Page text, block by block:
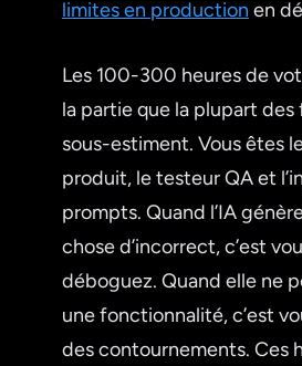
limites en production en
Les 100-300 heures de
la partie que la plupart
sous-estiment. Vous êtes
produit, le testeur QA et
prompts. Quand l’IA
chose d’incorrect, c’est
déboguez. Quand elle ne
une fonctionnalité, c’est
des contournements. Ces